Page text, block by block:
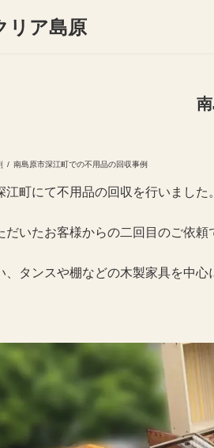
リア島原
南島原市深江町での不用品の回収事例
町にて不用品の回収を行いました。
だいたお客様からの二回目のご依頼
、タンスや棚などの木製家具を中心